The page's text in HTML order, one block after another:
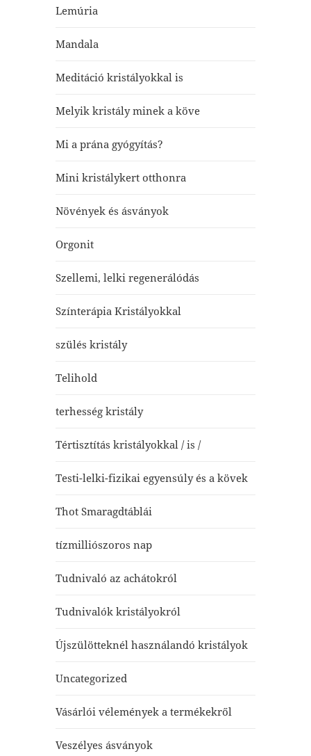
Lemúria
Mandala
Meditáció kristályokkal is
Melyik kristály minek a köve
Mi a prána gyógyítás?
Mini kristálykert otthonra
Növények és ásványok
Orgonit
Szellemi, lelki regenerálódás
Színterápia Kristályokkal
szülés kristály
Telihold
terhesség kristály
Tértisztítás kristályokkal / is /
Testi-lelki-fizikai egyensúly és a kövek
Thot Smaragdtáblái
tízmilliószoros nap
Tudnivaló az achátokról
Tudnivalók kristályokról
Újszülötteknél használandó kristályok
Uncategorized
Vásárlói vélemények a termékekről
Veszélyes ásványok